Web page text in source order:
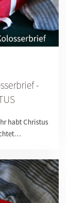
-
habt Christus